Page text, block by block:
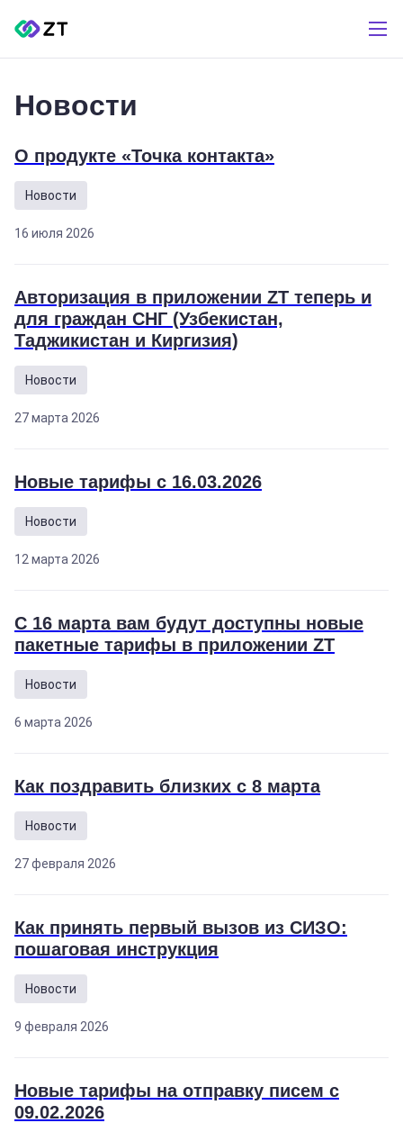
Новости
О продукте «Точка контакта»
Новости
16 июля 2026
Авторизация в приложении ZT теперь и
для граждан СНГ (Узбекистан,
Таджикистан и Киргизия)
Новости
27 марта 2026
Новые тарифы с 16.03.2026
Новости
12 марта 2026
С 16 марта вам будут доступны новые
пакетные тарифы в приложении ZT
Новости
6 марта 2026
Как поздравить близких с 8 марта
Новости
27 февраля 2026
Как принять первый вызов из СИЗО:
пошаговая инструкция
Новости
9 февраля 2026
Новые тарифы на отправку писем с
09.02.2026